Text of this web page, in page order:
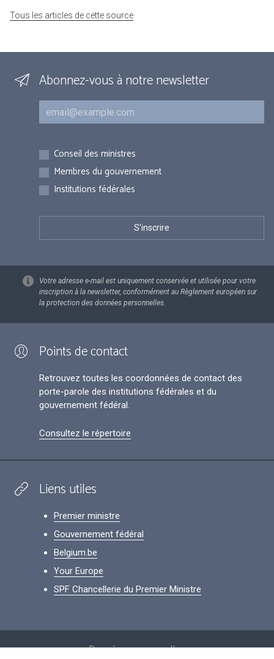
Tous les articles de cette source
Abonnez-vous à notre newsletter
Courriel
Inscriptions
Conseil des ministres
Membres du gouvernement
Institutions fédérales
Votre adresse e-mail est uniquement conservée et utilisée pour votre
inscription à la newsletter, conformément au Règlement européen sur
la protection des données personnelles.
Points de contact
Retrouvez toutes les coordonnées de contact des
porte-parole des institutions fédérales et du
gouvernement fédéral.
Consultez le répertoire
Liens utiles
Premier ministre
Gouvernement fédéral
Belgium.be
Your Europe
SPF Chancellerie du Premier Ministre
Données personnelles